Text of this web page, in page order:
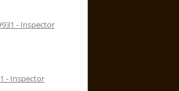
- Inspector
- Inspector